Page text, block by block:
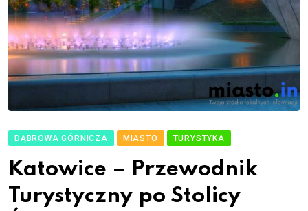
DĄBROWA GÓRNICZA MIASTO TURYSTYKA
Katowice – Przewodnik
Turystyczny po Stolicy